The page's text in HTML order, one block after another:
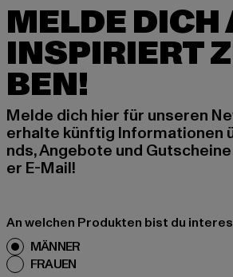
MELDE DICH
INSPIRIERT
BEN!
Melde dich hier für unseren
erhalte künftig Informationen
nds, Angebote und
er E-Mail!
An welchen Produkten bist du
MÄNNER
FRAUEN